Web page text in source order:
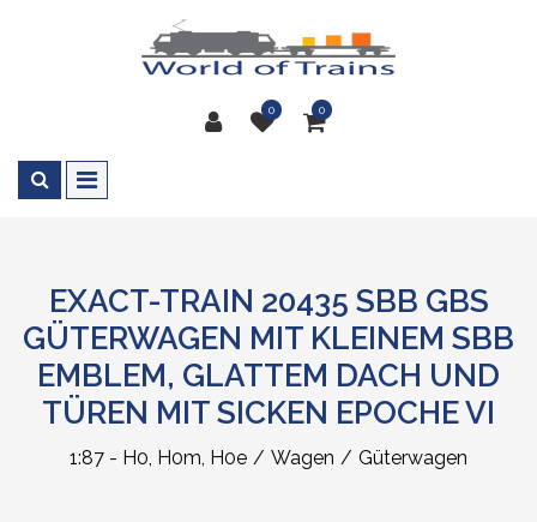
0 0
EXACT-TRAIN 20435 SBB GBS
GÜTERWAGEN MIT KLEINEM SBB
EMBLEM, GLATTEM DACH UND
TÜREN MIT SICKEN EPOCHE VI
1:87 - H0, H0m, H0e Wagen Güterwagen